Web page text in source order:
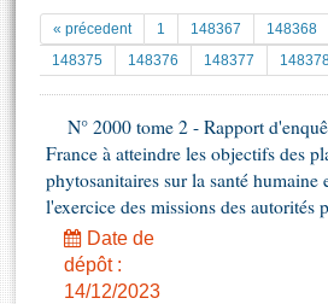
Documents parlementaires
Projets de loi
Propositions de loi
Amendements
Textes adoptés
Rapports d'information
Rapports d'enquête
Documents de référence
( Constitution | Règlement de
Histoire
Juniors
Anciennes législatures
Liens vers les sites publics
La Bibliothèque
Les archives
Photos libres de droit
« précedent 1 148367 148368
148375
148376 148377
N° 2000 tome 2 - Rapport
France à atteindre les objectifs des
phytosanitaires sur la santé
l'exercice des missions des autorités
Date de
dépôt :
14/12/2023